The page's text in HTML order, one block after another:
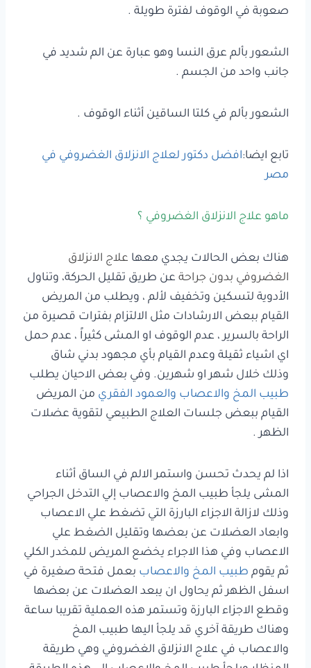
صعوبة في الوقوف لفترة طويلة .
الشعور بألم عرق النسا وهو عبارة عن الم شديد في
جانب واحد من الجسم .
الشعور بألم في كلتا الساقين أثناء الوقوف .
تابع ايضا:افضل دكتور لعلاج الانزلاق الغضروفي في
مصر
ماهو علاج الانزلاق الغضروفي ؟
هناك بعض الحالات يجدي معها علاج الانزلاق
الغضروفي بدون جراحة عن طريق تقليل الحركة، وتناول
الأدوية لتسكين وتخفيف لألم ، ويطلب من المريض
القيام ببعض الارشادات مثل الالتزام بفترات قصيرة من
الراحة بالسرير ، عدم الوقوف او المشى كثيراً ، عدم حمل
اي اشياء ثقيلة وعدم القيام بأي مجهود بدني شاق
وذلك خلال شهر او شهرين. وفي بعض الاحيان يطلب
طبيب المخ والاعصاب والعمود الفقري من المريض
القيام ببعض جلسات العلاج الطبيعي لتقوية عضلات
الظهر .
اذا لم يحدث تحسن واستمر الالم في الساق أثناء
المشى يلجأ طبيب المخ والاعصاب إلي التدخل الجراحي
وذلك لازالة الاجزاء البارزة التي تضغط علي الاعصاب
وابعاد العضلات عن بعضها وتقليل الضغط علي
الاعصاب وفي هذا الاجراء يخضع المريض للمخدر الكلي
ثم يقوم طبيب المخ والاعصاب بعمل فتحة صغيرة في
اسفل الظهر ثم يحاول ان يبعد العضلات عن بعضها
وقطع الاجزاء البارزة وتستمر هذه العملية تقريبا ساعة
وهناك طريقة آخري قد يلجأ اليها طبيب المخ
والاعصاب في علاج الانزلاق الغضروفي وهي طريقة